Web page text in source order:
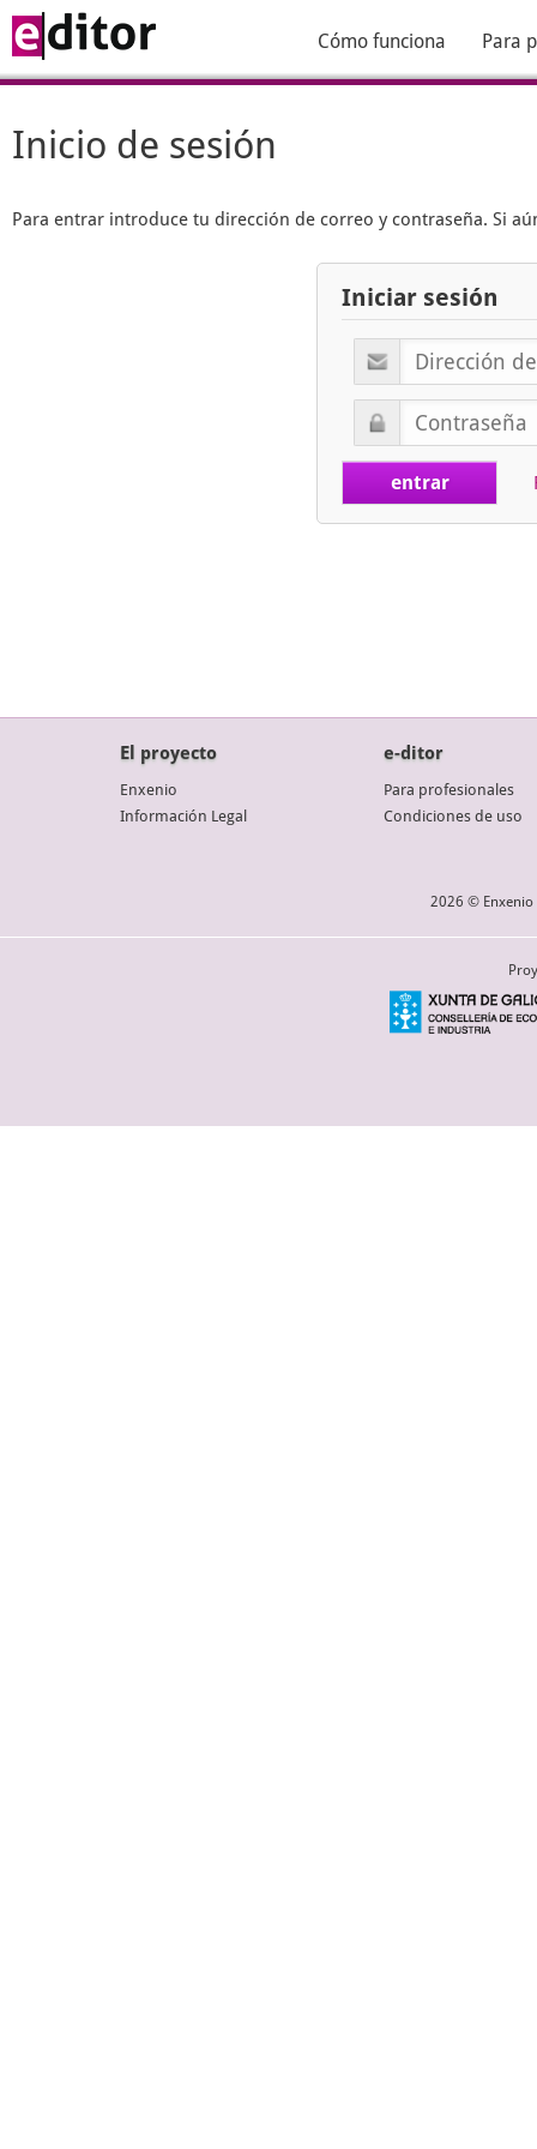
Cómo funciona Para
Inicio de sesión
Para entrar introduce tu dirección de correo y contraseña. Si
Iniciar sesión
El proyecto
Enxenio
Información Legal
e-ditor
Para profesionales
Condiciones de uso
2026 © Enxenio